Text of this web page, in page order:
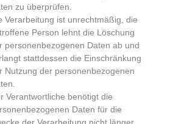
zu überprüfen.
Verarbeitung ist unrechtmäßig, die
Person lehnt die Löschung
personenbezogenen Daten ab und
stattdessen die Einschränkung
Nutzung der personenbezogenen
Verantwortliche benötigt die
Daten für die